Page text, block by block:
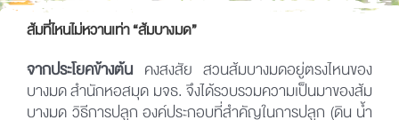
ส้มที่ไหนไม่หวานเท่า “ส้มบางมด”
จากประโยคข้างต้น คงสงสัย สวนส้มบางมดอยู่ตรงไหนของ
บางมด สำนักหอสมุด มจธ. จึงได้รวบรวมความเป็นมาของส้ม
บางมด วิธีการปลูก องค์ประกอบที่สำคัญในการปลูก (ดิน น้ำ